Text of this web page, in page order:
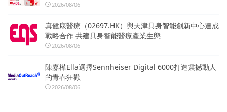
2026/08/06
真健康醫療（02697.HK）與天津具身智能創新中心達成
戰略合作 共建具身智能醫療產業生態
2026/08/06
陳嘉樺Ella選擇Sennheiser Digital 6000打造震撼動人
的青春狂歡
2026/08/06